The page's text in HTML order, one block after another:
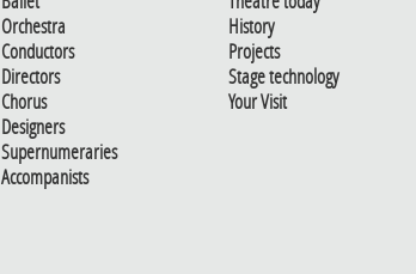
Orchestra
Conductors
Directors
Chorus
Designers
Supernumeraries
Accompanists
History
Projects
Stage technology
Your Visit